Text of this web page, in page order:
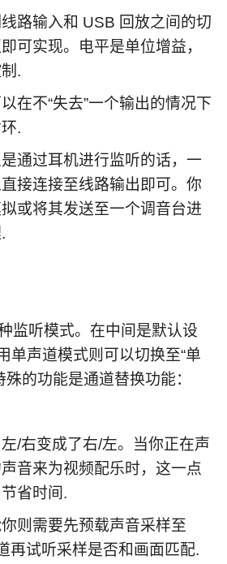
路输入和 USB 回放之间的切
可实现。电平是单位增益，
.
在不“失去”一个输出的情况下
.
通过耳机进行监听的话，一
接连接至线路输出即可。你
或将其发送至一个调音台进
监听模式。在中间是默认设
单声道模式则可以切换至“单
的功能是通道替换功能：
/右变成了右/左。当你正在声
音来为视频配乐时，这一点
省时间.
则需要先预载声音采样至
再试听采样是否和画面匹配.